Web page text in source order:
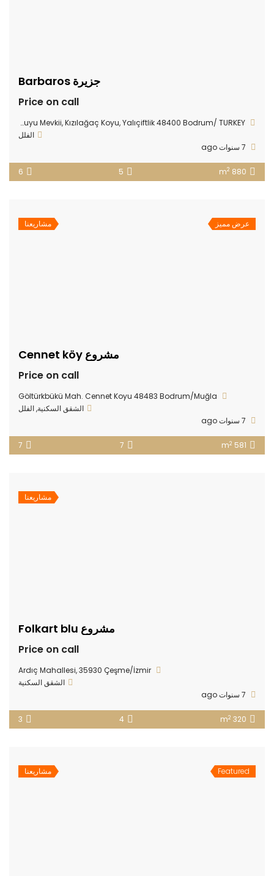
جزيرة Barbaros
Price on call
Bodrum Gerenkuyu Mevkii, Kızılağaç Koyu, Yalıçiftlik 48400 Bodrum/ TURKEY
الفلل
880 m
2
5
6
عرض مميز مشاريعنا
مشروع Cennet köy
Price on call
Göltürkbükü Mah. Cennet Koyu 48483 Bodrum/Muğla
الشقق السكنية,الفلل
581 m
2
7
7
مشاريعنا
مشروع Folkart blu
Price on call
Ardıç Mahallesi, 35930 Çeşme/İzmir
الشقق السكنية
320 m
2
4
3
Featured مشاريعنا